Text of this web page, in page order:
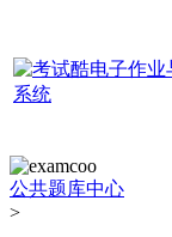
公共题库中心
>